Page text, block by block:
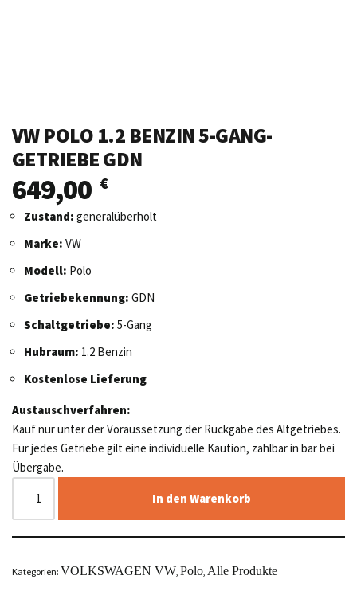
VW POLO 1.2 BENZIN 5-GANG-
GETRIEBE GDN
649,00 €
Zustand: generalüberholt
Marke: VW
Modell: Polo
Getriebekennung: GDN
Schaltgetriebe: 5-Gang
Hubraum: 1.2 Benzin
Kostenlose Lieferung
Austauschverfahren:
Kauf nur unter der Voraussetzung der Rückgabe des Altgetriebes.
Für jedes Getriebe gilt eine individuelle Kaution, zahlbar in bar bei
Übergabe.
In den Warenkorb
Kategorien: VOLKSWAGEN VW Polo Alle Produkte